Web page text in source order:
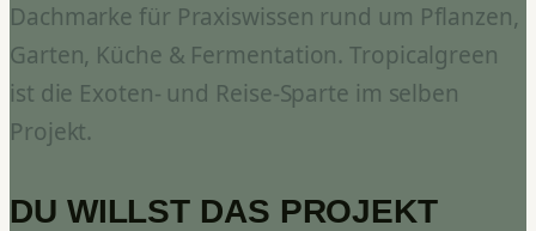
Dachmarke für Praxiswissen rund um Pflanzen,
Garten, Küche & Fermentation. Tropicalgreen
ist die Exoten- und Reise-Sparte im selben
Projekt.
DU WILLST DAS PROJEKT